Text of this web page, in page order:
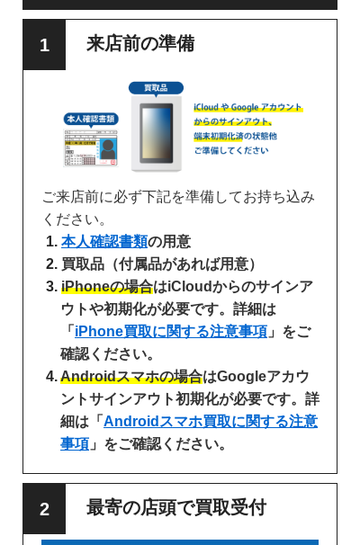
来店前の準備
ご来店前に必ず下記を準備してお持ち込み
ください。
本人確認書類の用意
買取品（付属品があれば用意）
iPhoneの場合はiCloudからのサインア
ウトや初期化が必要です。詳細は
「 iPhone買取に関する注意事項 」をご
確認ください。
Androidスマホの場合はGoogleアカウ
ントサインアウト初期化が必要です。詳
細は「 Androidスマホ買取に関する注意
事項 」をご確認ください。
最寄の店頭で買取受付